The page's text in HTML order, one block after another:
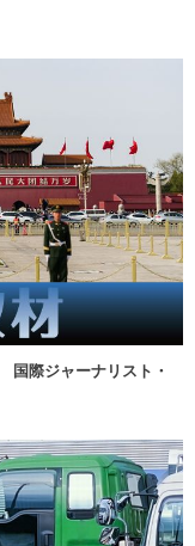
国際ジャーナリスト・